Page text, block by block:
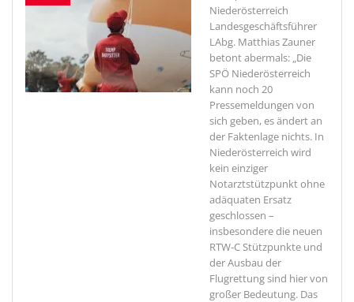
Niederösterreich
Landesgeschäftsführer
LAbg. Matthias Zauner
betont abermals: „Die
SPÖ Niederösterreich
kann noch 20
Pressemeldungen von
sich geben, es ändert an
der Faktenlage nichts. In
Niederösterreich wird
kein einziger
Notarztstützpunkt ohne
adäquaten Ersatz
geschlossen –
insbesondere die neuen
RTW-C Stützpunkte und
der Ausbau der
Flugrettung sind hier von
großer Bedeutung. Das